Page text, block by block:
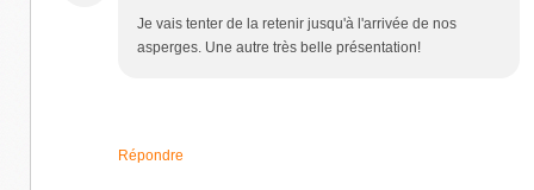
Je vais tenter de la retenir jusqu'à l'arrivée de nos
asperges. Une autre très belle présentation!
Répondre